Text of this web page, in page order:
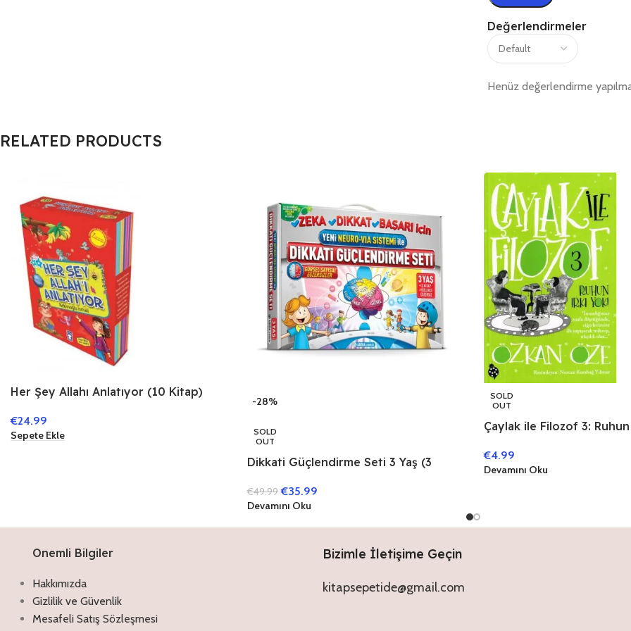
Değerlendirmeler
Henüz değerlendirme
RELATED PRODUCTS
Her Şey Allahı Anlatıyor (10 Kitap)
€24.99
Sepete Ekle
-28%
SOLD
OUT
Dikkati Güçlendirme Seti 3 Yaş (3
€49.99 €35.99
Devamını Oku
SOLD
OUT
Çaylak ile Filozof 3:
€4.99
Devamını Oku
Onemli Bilgiler
Hakkımızda
Gizlilik ve Güvenlik
Mesafeli Satış Sözleşmesi
Bizimle İletişime Geçin
kitapsepetide@gmail.com